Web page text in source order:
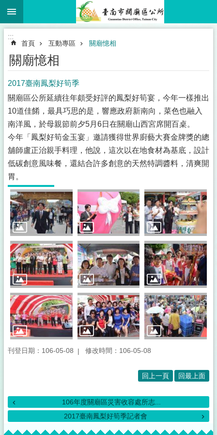
跳到主要內容區塊
搜
尋
階
搜
市
民
卡
專
區
認
識
關
廟
公
所
介
紹
登
革
熱
防
治
專
區
及
預
防
接
種
便
:::
首頁 互動專區 關廟憶相
關廟憶相
2017臺南鳳梨好筍季
關廟區公所延續往年頗受好評的鳳梨好筍宴，今年一樣推出
10道佳餚，最具巧思的是，響應政府新南向，菜色也融入
南洋風，於母親節前夕5月6日在關廟山西宮席開百桌。
今年「鳳梨好筍金玉宴」邀請獲得世界廚藝大賽金牌獎的總
舖師盧正治親手料理，他說，這次以在地食材為基底，設計
低碳創意風味餐，還結合許多創意的天然特調醬料，清爽開
胃。
刊登日期：106-05-08 修改時間：106-05-08
回上一頁 回最上面
106年度關廟區災害收容處所志...
2017臺南鳳梨好筍季記者會